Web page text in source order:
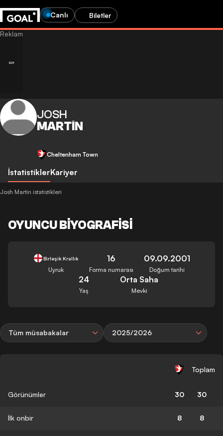
Canlı Biletler
JOSH
MARTIN
Cheltenham Town
İstatistiklerKariyer
Josh Martin istatistikleri
OYUNCU BIYOGRAFISI
Birleşik Krallık
Uyruk
16
Forma numarası
09.09.2001
Doğum tarihi
24
Yaş
Orta Saha
Mevki
Tüm müsabakalar 2025/2026
Toplam
Görünümler 30 30
İlk onbir 8 8